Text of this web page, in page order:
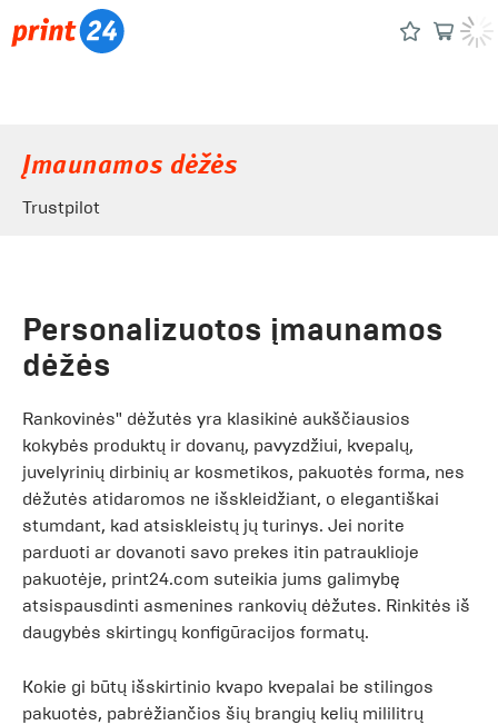
Įmaunamos dėžės
Trustpilot
Personalizuotos įmaunamos
dėžės
Rankovinės" dėžutės yra klasikinė aukščiausios
kokybės produktų ir dovanų, pavyzdžiui, kvepalų,
juvelyrinių dirbinių ar kosmetikos, pakuotės forma, nes
dėžutės atidaromos ne išskleidžiant, o elegantiškai
stumdant, kad atsiskleistų jų turinys. Jei norite
parduoti ar dovanoti savo prekes itin patrauklioje
pakuotėje, print24.com suteikia jums galimybę
atsispausdinti asmenines rankovių dėžutes. Rinkitės iš
daugybės skirtingų konfigūracijos formatų.
Kokie gi būtų išskirtinio kvapo kvepalai be stilingos
pakuotės, pabrėžiančios šių brangių kelių mililitrų